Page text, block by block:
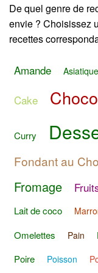
De quel genre de
envie ? Choisissez
recettes
Amande Asiatique
Cake
Curry
Fondant au
Fromage
Lait de coco
Omelettes
Pain
Poire Poisson